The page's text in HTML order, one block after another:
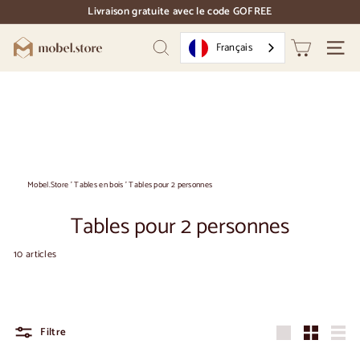
au
contenu
pause
des
diapositives
Livraison gratuite avec le code GOFREE
M
o
e
Recherche Français
Mobel.Store'Tables en bois'Tables pour 2 personnes
Tables pour 2 personnes
10 articles
Filtre